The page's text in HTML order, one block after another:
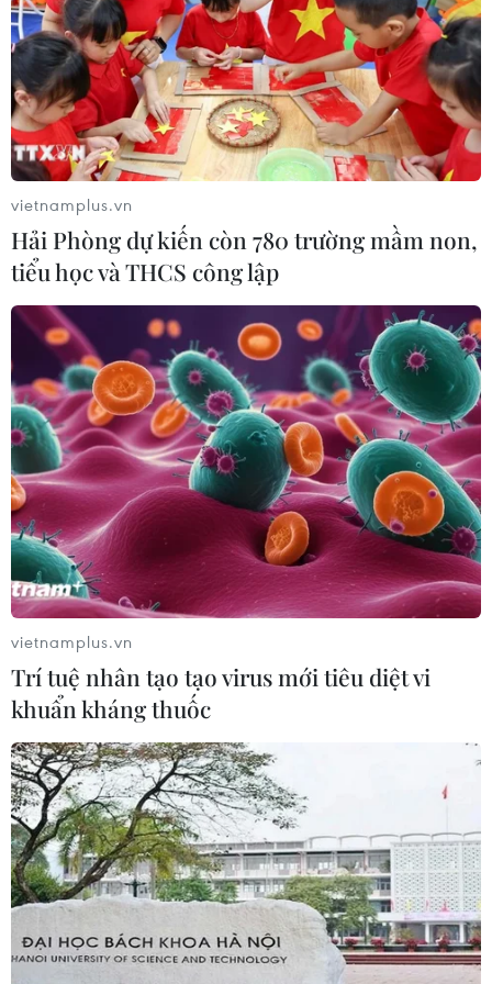
31/07/2026 01:45
Sẽ có các cơ chế, chính sách ưu đãi
doanh nghiệp đầu tư nhà ở công
nhân
30/07/2026 01:43
Hoàn thiện cơ chế điều tiết, thúc đẩy
thị trường bất động sản phát triển
lành mạnh
29/07/2026 10:26
Nhà nước điều tiết, kiểm soát và
quyết định giá đất
29/07/2026 06:11
Đà Nẵng bổ sung thêm quỹ đất phát
triển nhà ở xã hội
Đà Nẵng lên phương án tái định cư
cho hộ dân di dời khỏi chung cư
xuống cấp
24/07/2026 07:14
Hòa Phát tổ chức lễ cất nóc hơn 800
căn hộ nhà ở xã hội Khu công nghiệp
Yên Mỹ II
vietnamplus.vn
Hải Phòng dự kiến còn 780 trường mầm non,
tiểu học và THCS công lập
vietnamplus.vn
Trí tuệ nhân tạo tạo virus mới tiêu diệt vi
khuẩn kháng thuốc